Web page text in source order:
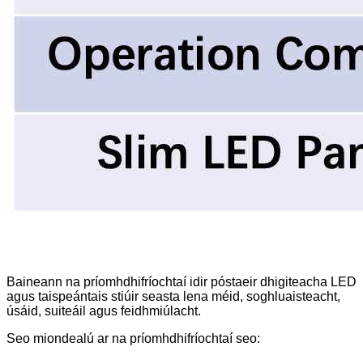
Baineann na príomhdhifríochtaí idir póstaeir dhigiteacha LED
agus taispeántais stiúir seasta lena méid, soghluaisteacht,
úsáid, suiteáil agus feidhmiúlacht.
Seo miondealú ar na príomhdhifríochtaí seo: